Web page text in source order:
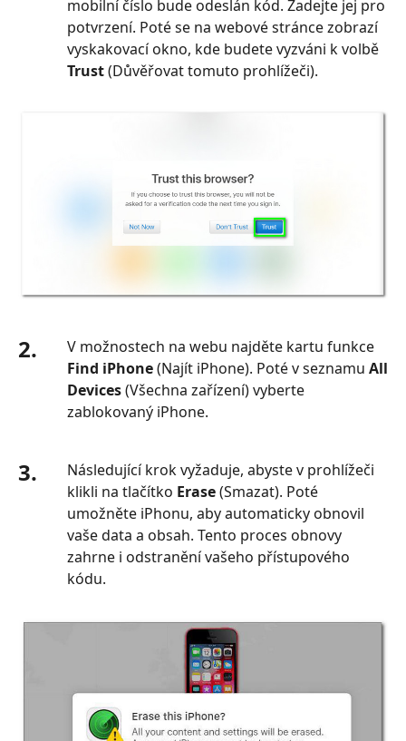
mobilní číslo bude odeslán kód. Zadejte jej pro
potvrzení. Poté se na webové stránce zobrazí
vyskakovací okno, kde budete vyzváni k volbě
Trust(Důvěřovat tomuto prohlížeči).
2.
V možnostech na webu najděte kartu funkce
Find iPhone(Najít iPhone). Poté v seznamu All
Devices(Všechna zařízení) vyberte
zablokovaný iPhone.
3.
Následující krok vyžaduje, abyste v prohlížeči
klikli na tlačítko Erase(Smazat). Poté
umožněte iPhonu, aby automaticky obnovil
vaše data a obsah. Tento proces obnovy
zahrne i odstranění vašeho přístupového
kódu.